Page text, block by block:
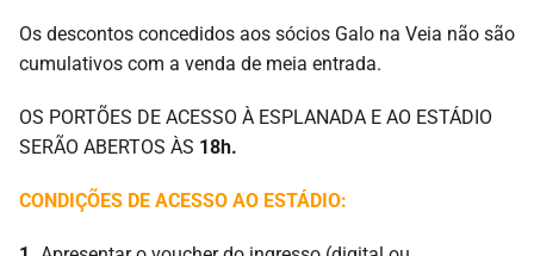
Os descontos concedidos aos sócios Galo na Veia não são
cumulativos com a venda de meia entrada.
OS PORTÕES DE ACESSO À ESPLANADA E AO ESTÁDIO
SERÃO ABERTOS ÀS 18h.
CONDIÇÕES DE ACESSO AO ESTÁDIO: